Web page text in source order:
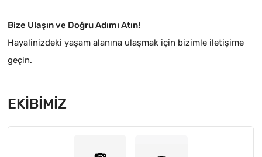
Bize Ulaşın ve Doğru Adımı Atın!
Hayalinizdeki yaşam alanına ulaşmak için bizimle iletişime
geçin.
EKIBIMIZ